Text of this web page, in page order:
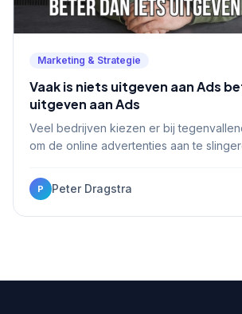
Marketing & Strategie
Vaak is niets uitgeven aan Ads
uitgeven aan Ads
Veel bedrijven kiezen er bij
om de online advertenties aan te
P Peter Dragstra